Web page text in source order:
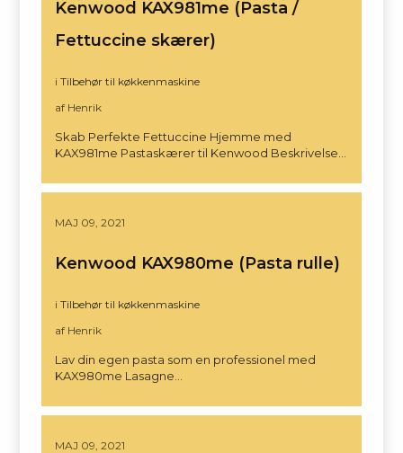
Kenwood KAX981me (Pasta /
Fettuccine skærer)
i Tilbehør til køkkenmaskine
af Henrik
Skab Perfekte Fettuccine Hjemme med
KAX981me Pastaskærer til Kenwood Beskrivelse…
MAJ 09, 2021
Kenwood KAX980me (Pasta rulle)
i Tilbehør til køkkenmaskine
af Henrik
Lav din egen pasta som en professionel med
KAX980me Lasagne…
MAJ 09, 2021